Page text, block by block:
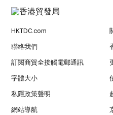
HKTDC.com
聯絡我們
訂閱商貿全接觸電郵通訊
字體大小
私隱政策聲明
網站導航